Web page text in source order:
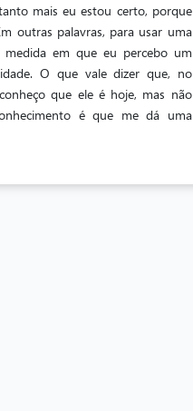
mais eu estou certo, porque
outras palavras, para usar uma
em que eu percebo um
O que vale dizer que, no
que ele é hoje, mas não
é que me dá uma